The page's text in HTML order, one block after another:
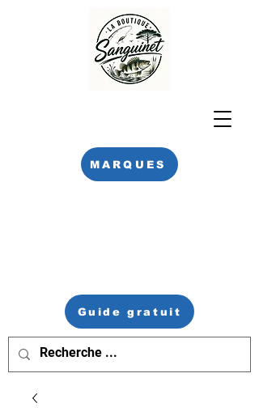
MARQUES
Guide gratuit